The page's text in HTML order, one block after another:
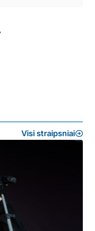
Visi straipsniai